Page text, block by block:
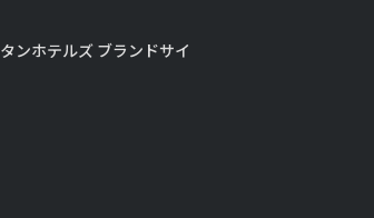
ンホテルズ ブランドサイ